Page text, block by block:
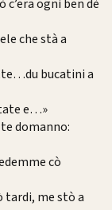
c’era ogni ben dè
che stà a
bucatini a
e…»
domanno:
cò
tardi, me stò a